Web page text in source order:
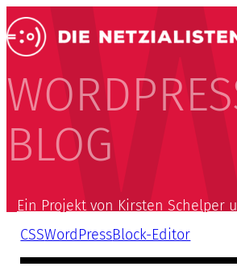
BLOG
Ein Projekt von Kirsten Schelper
CSSWordPressBlock-Editor